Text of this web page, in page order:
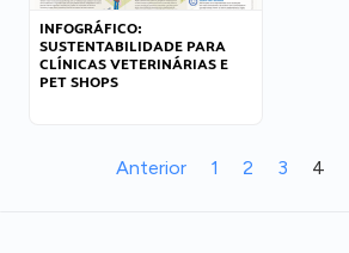
INFOGRÁFICO:
SUSTENTABILIDADE PARA
CLÍNICAS VETERINÁRIAS E
PET SHOPS
Anterior 1 2 3 4